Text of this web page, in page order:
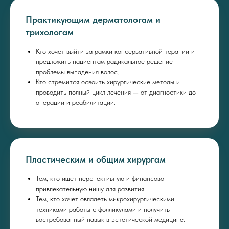
Практикующим дерматологам и
трихологам
Кто хочет выйти за рамки консервативной терапии и
предложить пациентам радикальное решение
проблемы выпадения волос.
Кто стремится освоить хирургические методы и
проводить полный цикл лечения — от диагностики до
операции и реабилитации.
Пластическим и общим хирургам
Тем, кто ищет перспективную и финансово
привлекательную нишу для развития.
Тем, кто хочет овладеть микрохирургическими
техниками работы с фолликулами и получить
востребованный навык в эстетической медицине.